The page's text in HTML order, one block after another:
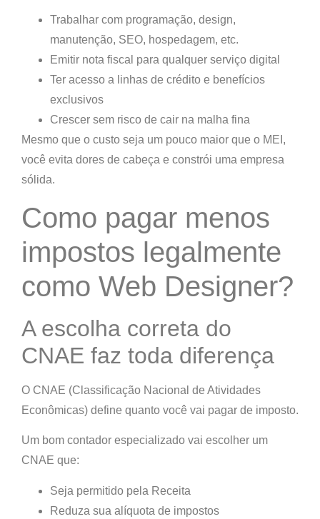
Trabalhar com programação, design,
manutenção, SEO, hospedagem, etc.
Emitir nota fiscal para qualquer serviço digital
Ter acesso a linhas de crédito e benefícios
exclusivos
Crescer sem risco de cair na malha fina
Mesmo que o custo seja um pouco maior que o MEI,
você evita dores de cabeça e constrói uma empresa
sólida.
Como pagar menos
impostos legalmente
como Web Designer?
A escolha correta do
CNAE faz toda diferença
O CNAE (Classificação Nacional de Atividades
Econômicas) define quanto você vai pagar de imposto.
Um bom contador especializado vai escolher um
CNAE que:
Seja permitido pela Receita
Reduza sua alíquota de impostos